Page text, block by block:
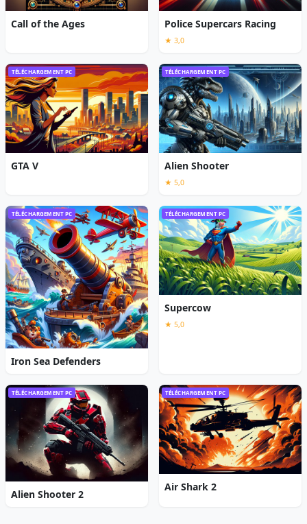
Call of the Ages Police Supercars Racing
★ 3,0
TÉLÉCHARGEMENT PC
GTA V
TÉLÉCHARGEMENT PC
Alien Shooter
★ 5,0
TÉLÉCHARGEMENT PC
Iron Sea Defenders
TÉLÉCHARGEMENT PC
Supercow
★ 5,0
TÉLÉCHARGEMENT PC
Alien Shooter 2
TÉLÉCHARGEMENT PC
Air Shark 2